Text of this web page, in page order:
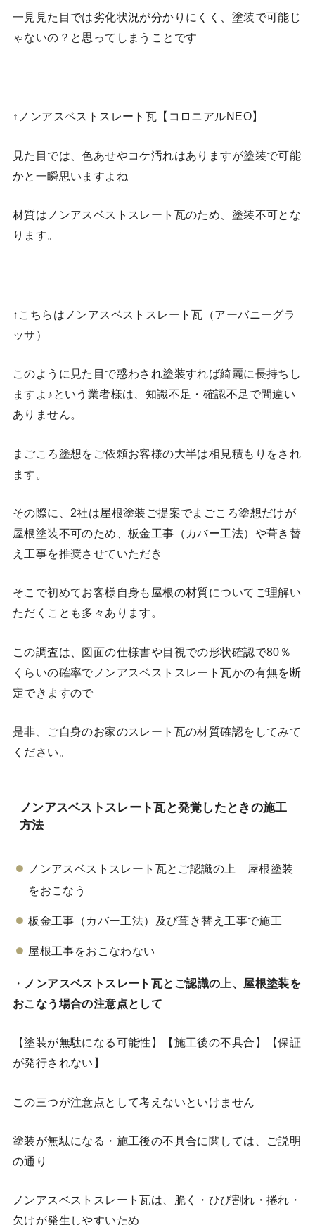
一見見た目では劣化状況が分かりにくく、塗装で可能じ
ゃないの？と思ってしまうことです
↑ノンアスベストスレート瓦【コロニアルNEO】
見た目では、色あせやコケ汚れはありますが塗装で可能
かと一瞬思いますよね
材質はノンアスベストスレート瓦のため、塗装不可とな
ります。
↑こちらはノンアスベストスレート瓦（アーバニーグラ
ッサ）
このように見た目で惑わされ塗装すれば綺麗に長持ちし
ますよ♪という業者様は、知識不足・確認不足で間違い
ありません。
まごころ塗想をご依頼お客様の大半は相見積もりをされ
ます。
その際に、2社は屋根塗装ご提案でまごころ塗想だけが
屋根塗装不可のため、板金工事（カバー工法）や葺き替
え工事を推奨させていただき
そこで初めてお客様自身も屋根の材質についてご理解い
ただくことも多々あります。
この調査は、図面の仕様書や目視での形状確認で80％
くらいの確率でノンアスベストスレート瓦かの有無を断
定できますので
是非、ご自身のお家のスレート瓦の材質確認をしてみて
ください。
ノンアスベストスレート瓦と発覚したときの施工
方法
ノンアスベストスレート瓦とご認識の上 屋根塗装
をおこなう
板金工事（カバー工法）及び葺き替え工事で施工
屋根工事をおこなわない
・ ノンアスベストスレート瓦とご認識の上、屋根塗装を
おこなう場合の注意点として
【塗装が無駄になる可能性】【施工後の不具合】【保証
が発行されない】
この三つが注意点として考えないといけません
塗装が無駄になる・施工後の不具合に関しては、ご説明
の通り
ノンアスベストスレート瓦は、脆く・ひび割れ・捲れ・
欠けが発生しやすいため